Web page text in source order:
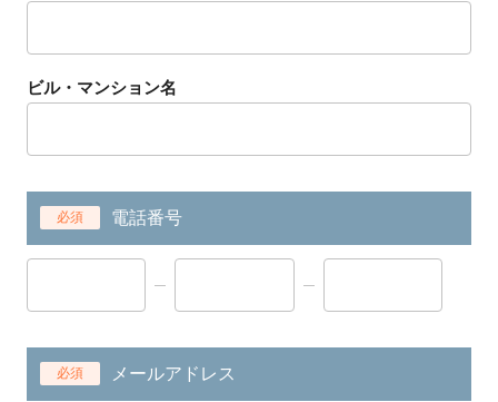
ビル・マンション名
必須 電話番号
必須 メールアドレス